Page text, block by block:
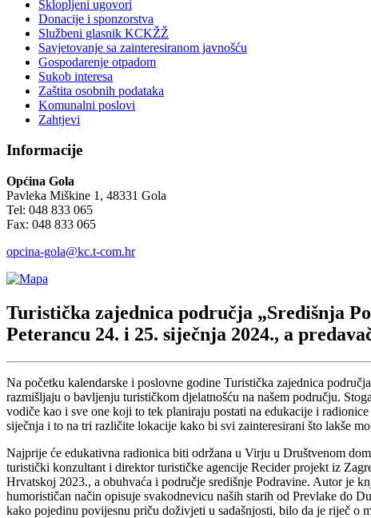
Sklopljeni ugovori
Donacije i sponzorstva
Službeni glasnik KCKŽŽ
Savjetovanje sa zainteresiranom javnošću
Gospodarenje otpadom
Sukob interesa
Zaštita osobnih podataka
Komunalni poslovi
Zahtjevi
Informacije
Općina Gola
Pavleka Miškine 1, 48331 Gola
Tel: 048 833 065
Fax: 048 833 065
opcina-gola@kc.t-com.hr
Turistička zajednica područja „Središnja
Peterancu 24. i 25. siječnja 2024., a
Na početku kalendarske i poslovne godine Turistička zajednica
razmišljaju o bavljenju turističkom djelatnošću na našem području.
vodiče kao i sve one koji to tek planiraju postati na edukacije i
siječnja i to na tri različite lokacije kako bi svi zainteresirani što lakše
Najprije će edukativna radionica biti održana u Virju u Društvenom
turistički konzultant i direktor turističke agencije Recider projekt iz
Hrvatskoj 2023., a obuhvaća i područje središnje Podravine. Autor je
humorističan način opisuje svakodnevicu naših starih od Prevlake do
kako pojedinu povijesnu priču doživjeti u sadašnjosti, bilo da je riječ o